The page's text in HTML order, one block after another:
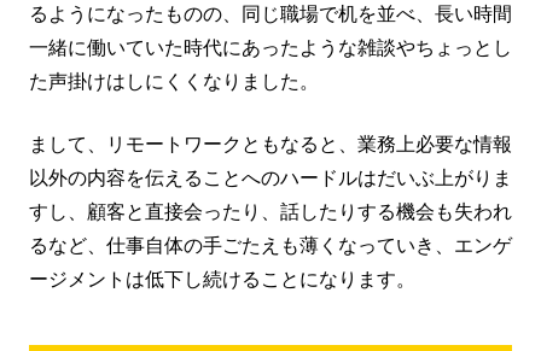
るようになったものの、同じ職場で机を並べ、長い時間
一緒に働いていた時代にあったような雑談やちょっとし
た声掛けはしにくくなりました。
まして、リモートワークともなると、業務上必要な情報
以外の内容を伝えることへのハードルはだいぶ上がりま
すし、顧客と直接会ったり、話したりする機会も失われ
るなど、仕事自体の手ごたえも薄くなっていき、エンゲ
ージメントは低下し続けることになります。